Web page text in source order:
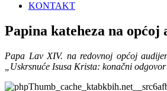
KONTAKT
Papina kateheza na
Papa Lav XIV. na redovnoj općoj
„Uskrsnuće Isusa Krista: konačni